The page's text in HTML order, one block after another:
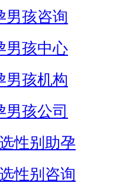
男孩咨询
男孩中心
男孩机构
男孩公司
性别助孕
性别咨询